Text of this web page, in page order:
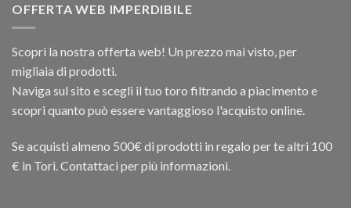
OFFERTA WEB IMPERDIBILE
Scopri la nostra offerta web! Un prezzo mai visto, per
migliaia di prodotti.
Naviga sul sito e scegli il tuo toro filtrando a piacimento e
scopri quanto può essere vantaggioso l'acquisto online.
Se acquisti almeno 500€ di prodotti in regalo per te altri 100
€ in Tori. Contattaci per più informazioni.